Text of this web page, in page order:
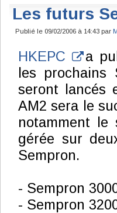
Les futurs
Publié le 09/02/2006 à 14:43 par
HKEPC
a
les prochains
seront lancés
AM2 sera le
notamment
gérée sur
Sempron.
- Sempron
- Sempron